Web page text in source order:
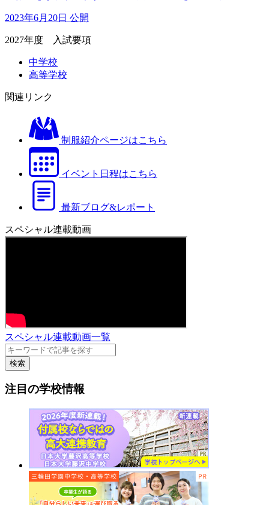
2023年6月20日 公開
2027年度 入試要項
中学校
高等学校
関連リンク
制服紹介ページはこちら
イベント日程はこちら
最新ブログ&レポート
スペシャル連載動画
スペシャル連載動画一覧
検索
注目の学校情報